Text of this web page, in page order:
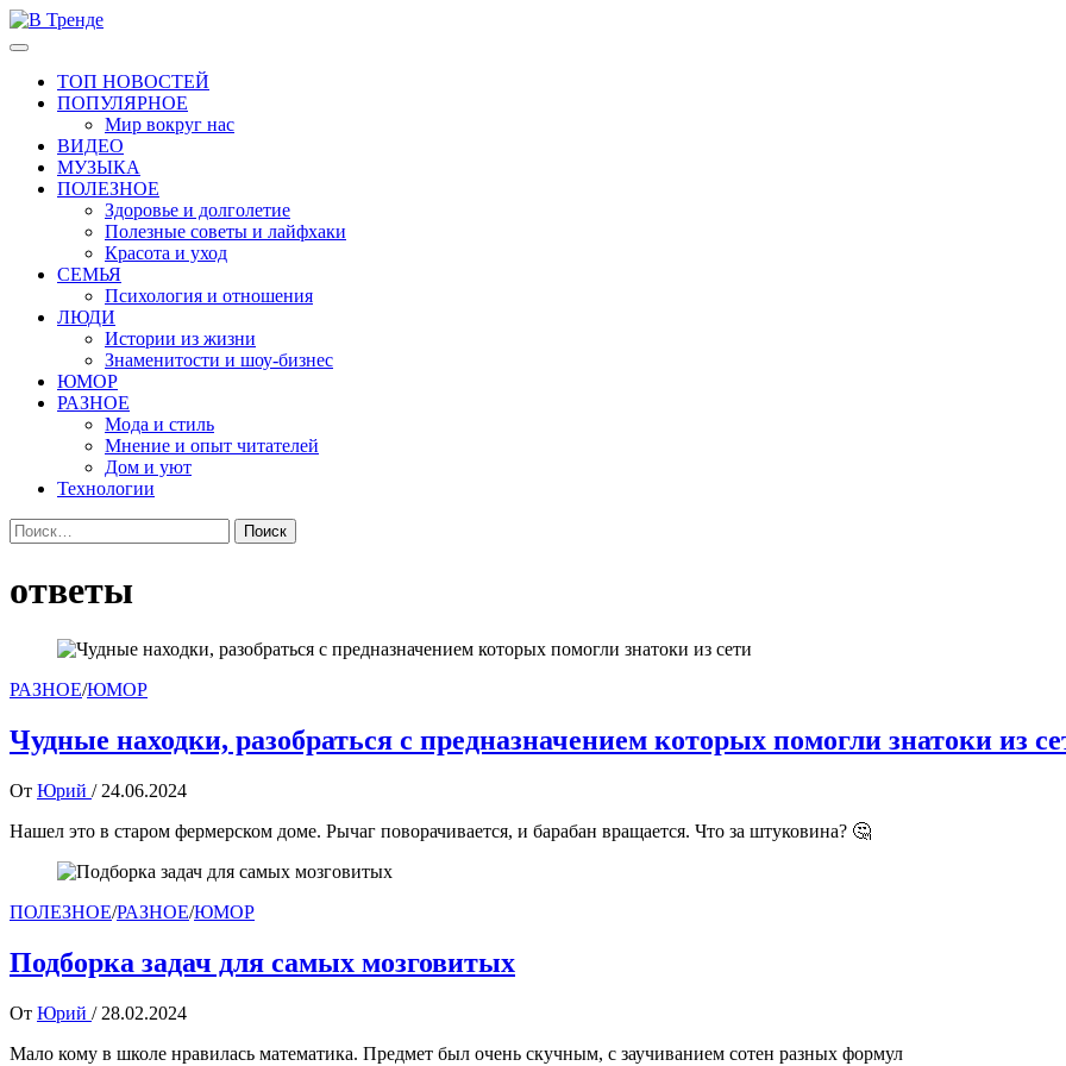
Перейти
к
Основное
ТОП НОВОСТЕЙ
ПОПУЛЯРНОЕ
Мир вокруг нас
ВИДЕО
МУЗЫКА
ПОЛЕЗНОЕ
Здоровье и долголетие
Полезные советы и лайфхаки
Красота и уход
СЕМЬЯ
Психология и отношения
ЛЮДИ
Истории из жизни
Знаменитости и шоу-бизнес
ЮМОР
РАЗНОЕ
Мода и стиль
Мнение и опыт читателей
Дом и уют
Технологии
Найти:
ответы
РАЗНОЕ/ЮМОР
Чудные находки, разобраться с предназначением которых помогли знатоки из
От Юрий / 24.06.2024
Нашел это в старом фермерском доме. Рычаг поворачивается, и барабан вращается. Что за штуковина? 🤔
ПОЛЕЗНОЕ/РАЗНОЕ/ЮМОР
Подборка задач для самых мозговитых
От Юрий / 28.02.2024
Мало кому в школе нравилась математика. Предмет был очень скучным, с заучиванием сотен разных формул